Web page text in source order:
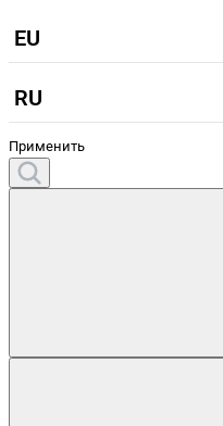
EU
RU
Применить